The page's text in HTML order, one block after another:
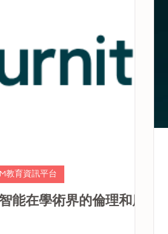
能在學術界的倫理和應
教育資訊平台